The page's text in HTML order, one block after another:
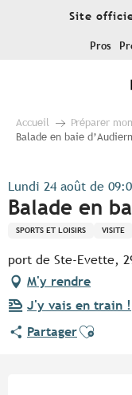
Site
Pros
Accueil Préparer
Balade en baie
Lundi 24 août de
Balade en
SPORTS ET LOISIRS VISITE
port de Ste-Evette,
M'y rendre
J'y vais en train !
PartagerAjouter